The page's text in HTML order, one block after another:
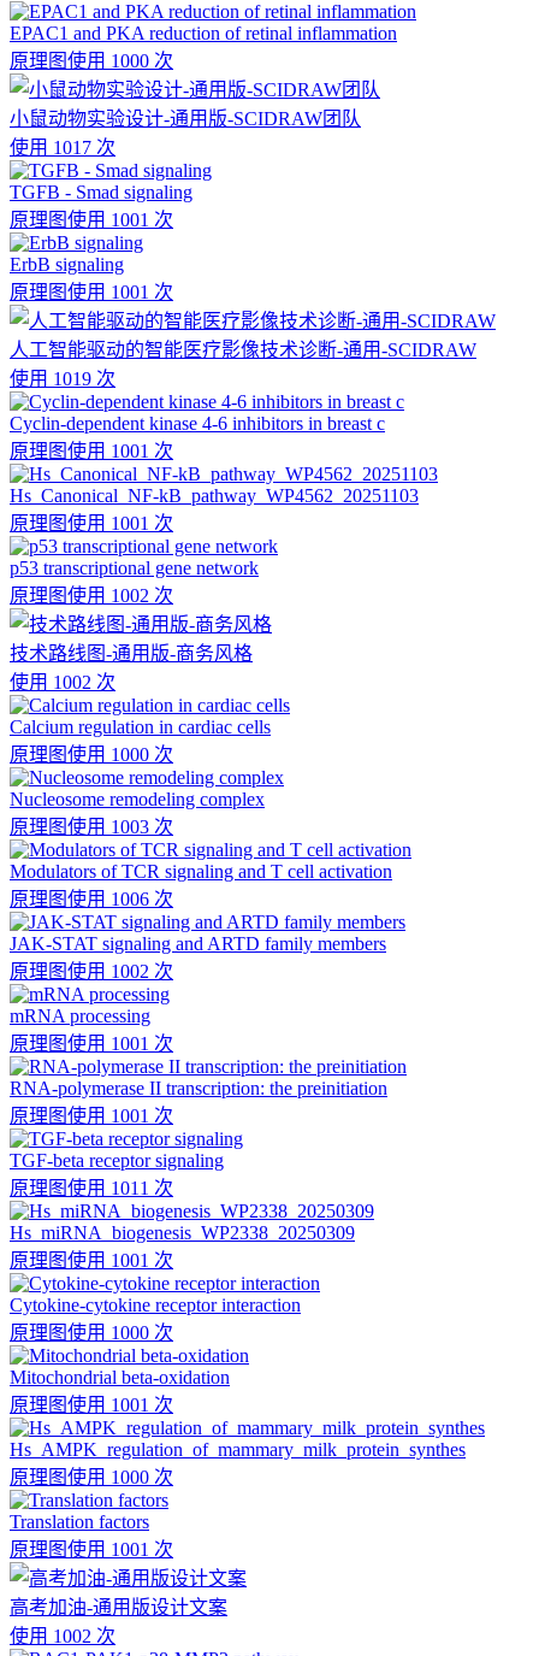
EPAC1 and PKA reduction of retinal inflammation
原理图使用 1000 次
小鼠动物实验设计-通用版-SCIDRAW团队
使用 1017 次
TGFB - Smad signaling
原理图使用 1001 次
ErbB signaling
原理图使用 1001 次
人工智能驱动的智能医疗影像技术诊断-通用-SCIDRAW
使用 1019 次
Cyclin-dependent kinase 4-6 inhibitors in breast c
原理图使用 1001 次
Hs_Canonical_NF-kB_pathway_WP4562_20251103
原理图使用 1001 次
p53 transcriptional gene network
原理图使用 1002 次
技术路线图-通用版-商务风格
使用 1002 次
Calcium regulation in cardiac cells
原理图使用 1000 次
Nucleosome remodeling complex
原理图使用 1003 次
Modulators of TCR signaling and T cell activation
原理图使用 1006 次
JAK-STAT signaling and ARTD family members
原理图使用 1002 次
mRNA processing
原理图使用 1001 次
RNA-polymerase II transcription: the preinitiation
原理图使用 1001 次
TGF-beta receptor signaling
原理图使用 1011 次
Hs_miRNA_biogenesis_WP2338_20250309
原理图使用 1001 次
Cytokine-cytokine receptor interaction
原理图使用 1000 次
Mitochondrial beta-oxidation
原理图使用 1001 次
Hs_AMPK_regulation_of_mammary_milk_protein_synthes
原理图使用 1000 次
Translation factors
原理图使用 1001 次
高考加油-通用版设计文案
使用 1002 次